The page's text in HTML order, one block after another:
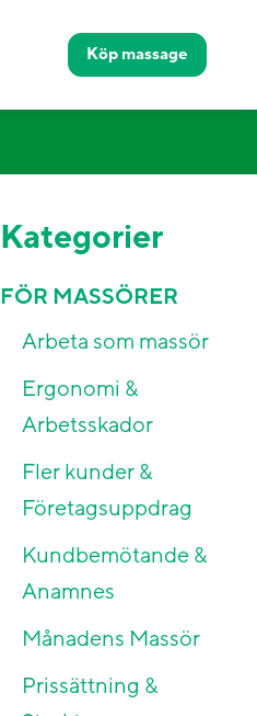
Köp massage
Kategorier
FÖR MASSÖRER
Arbeta som massör
Ergonomi &
Arbetsskador
Fler kunder &
Företagsuppdrag
Kundbemötande &
Anamnes
Månadens Massör
Prissättning &